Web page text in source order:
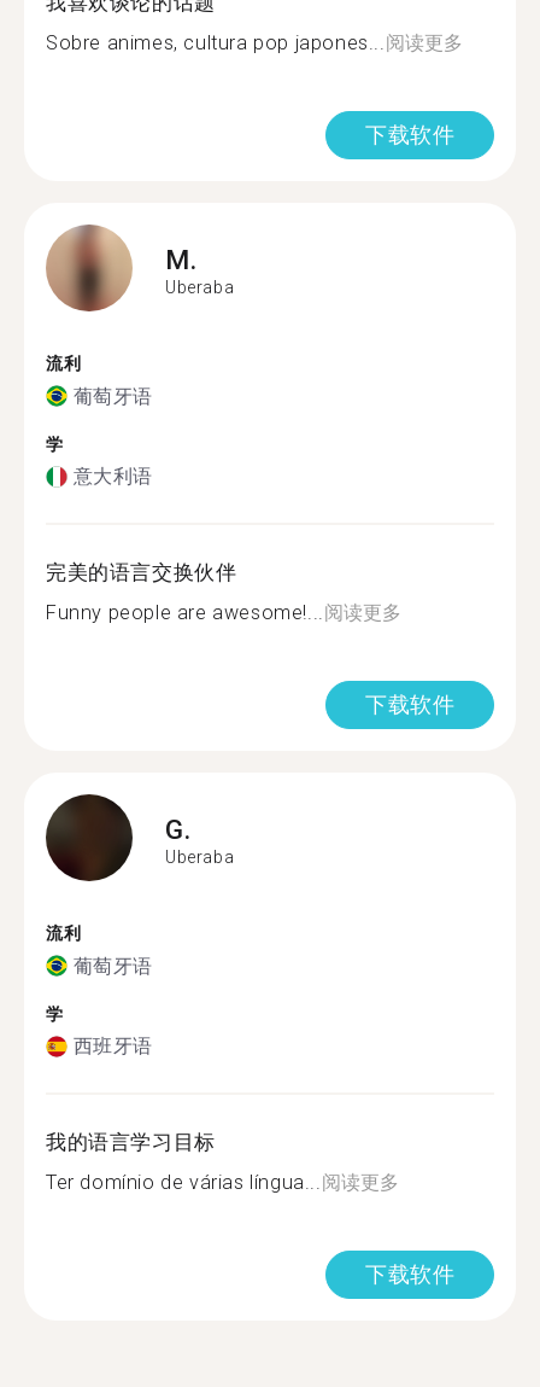
Sobre animes, cultura pop japones...阅读更多
下载软件
M.
Uberaba
流利
葡萄牙语
学
意大利语
完美的语言交换伙伴
Funny people are awesome!...阅读更多
下载软件
G.
Uberaba
流利
葡萄牙语
学
西班牙语
我的语言学习目标
Ter domínio de várias língua...阅读更多
下载软件